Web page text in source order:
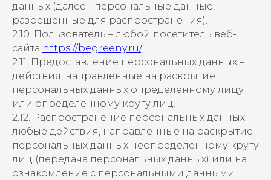
данных (далее - персональные данные,
разрешенные для распространения).
2.10. Пользователь – любой посетитель веб-
сайта https://begreeny.ru/.
2.11. Предоставление персональных данных –
действия, направленные на раскрытие
персональных данных определенному лицу
или определенному кругу лиц.
2.12. Распространение персональных данных –
любые действия, направленные на раскрытие
персональных данных неопределенному кругу
лиц (передача персональных данных) или на
ознакомление с персональными данными